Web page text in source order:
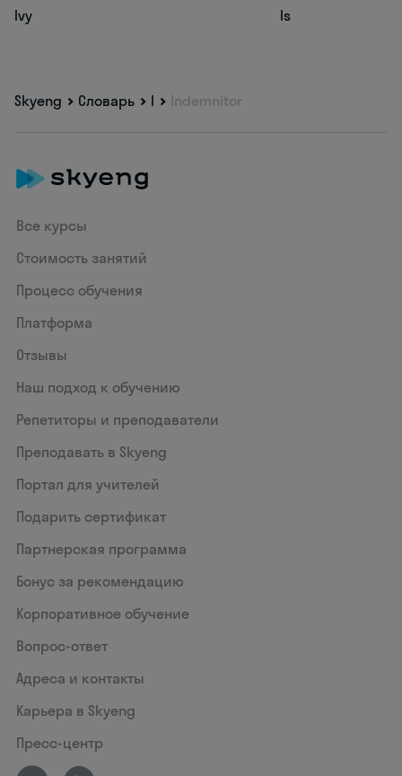
Ivy Is
Skyeng Словарь I Indemnitor
Все курсы
Стоимость занятий
Процесс обучения
Платформа
Отзывы
Наш подход к обучению
Репетиторы и преподаватели
Преподавать в Skyeng
Портал для учителей
Подарить сертификат
Партнерская программа
Бонус за рекомендацию
Корпоративное обучение
Вопрос-ответ
Адреса и контакты
Карьера в Skyeng
Пресс-центр